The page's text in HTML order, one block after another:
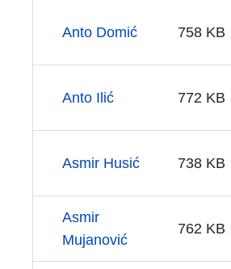
Anto Domić 758 KB
Anto Ilić 772 KB
Asmir Husić 738 KB
Asmir
Mujanović
762 KB